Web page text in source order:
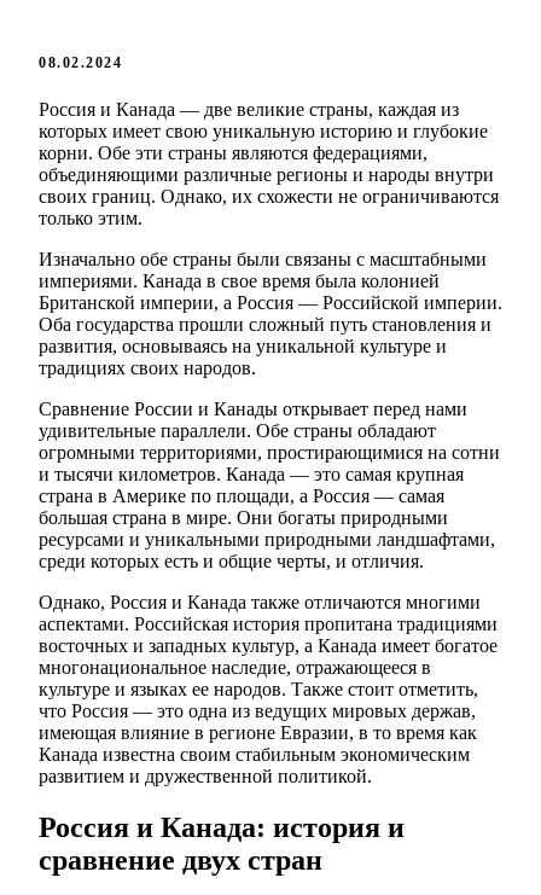
08.02.2024
Россия и Канада — две великие страны, каждая из
которых имеет свою уникальную историю и глубокие
корни. Обе эти страны являются федерациями,
объединяющими различные регионы и народы внутри
своих границ. Однако, их схожести не ограничиваются
только этим.
Изначально обе страны были связаны с масштабными
империями. Канада в свое время была колонией
Британской империи, а Россия — Российской империи.
Оба государства прошли сложный путь становления и
развития, основываясь на уникальной культуре и
традициях своих народов.
Сравнение России и Канады открывает перед нами
удивительные параллели. Обе страны обладают
огромными территориями, простирающимися на сотни
и тысячи километров. Канада — это самая крупная
страна в Америке по площади, а Россия — самая
большая страна в мире. Они богаты природными
ресурсами и уникальными природными ландшафтами,
среди которых есть и общие черты, и отличия.
Однако, Россия и Канада также отличаются многими
аспектами. Российская история пропитана традициями
восточных и западных культур, а Канада имеет богатое
многонациональное наследие, отражающееся в
культуре и языках ее народов. Также стоит отметить,
что Россия — это одна из ведущих мировых держав,
имеющая влияние в регионе Евразии, в то время как
Канада известна своим стабильным экономическим
развитием и дружественной политикой.
Россия и Канада: история и
сравнение двух стран